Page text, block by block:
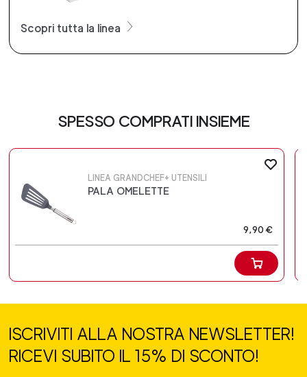
Scopri tutta la linea
SPESSO COMPRATI INSIEME
LINEA GRANDCHEF+ UTENSILI
PALA OMELETTE
9,90 €
ISCRIVITI ALLA NOSTRA NEWSLETTER!
RICEVI SUBITO IL 15% DI SCONTO!